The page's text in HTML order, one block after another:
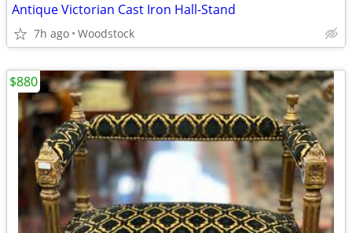
Antique Victorian Cast Iron Hall-Stand
7h ago Woodstock
$880